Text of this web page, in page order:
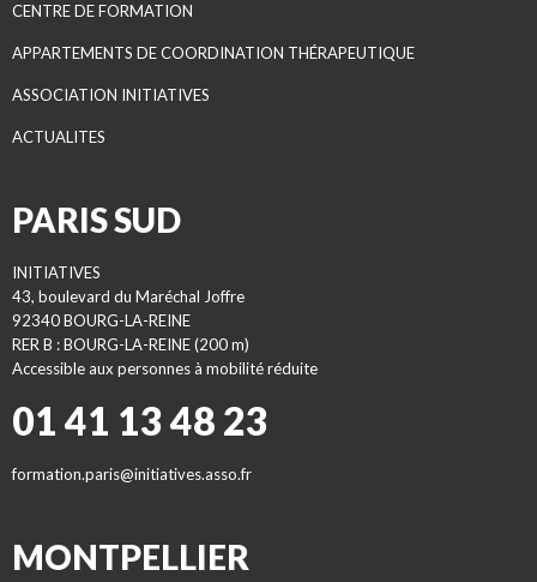
CENTRE DE FORMATION
APPARTEMENTS DE COORDINATION THÉRAPEUTIQUE
ASSOCIATION INITIATIVES
ACTUALITES
PARIS SUD
INITIATIVES
43, boulevard du Maréchal Joffre
92340 BOURG-LA-REINE
RER B : BOURG-LA-REINE (200 m)
Accessible aux personnes à mobilité réduite
01 41 13 48 23
formation.paris@initiatives.asso.fr
MONTPELLIER